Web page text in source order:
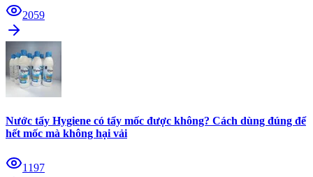
2059
Nước tẩy Hygiene có tẩy mốc được không? Cách dùng đúng để
hết mốc mà không hại vải
1197